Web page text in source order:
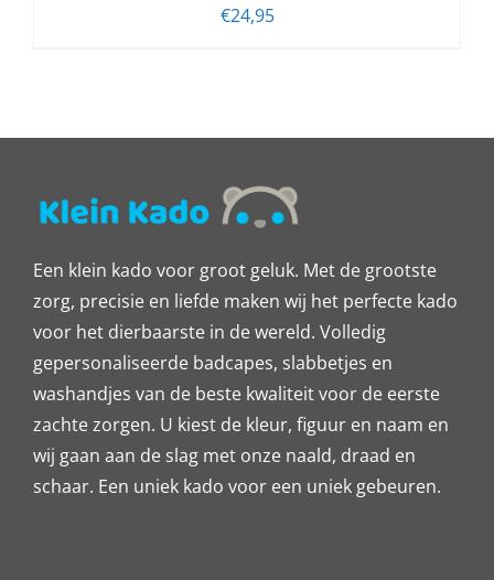
€24,95
Een klein kado voor groot geluk. Met de grootste
zorg, precisie en liefde maken wij het perfecte kado
voor het dierbaarste in de wereld. Volledig
gepersonaliseerde badcapes, slabbetjes en
washandjes van de beste kwaliteit voor de eerste
zachte zorgen. U kiest de kleur, figuur en naam en
wij gaan aan de slag met onze naald, draad en
schaar. Een uniek kado voor een uniek gebeuren.